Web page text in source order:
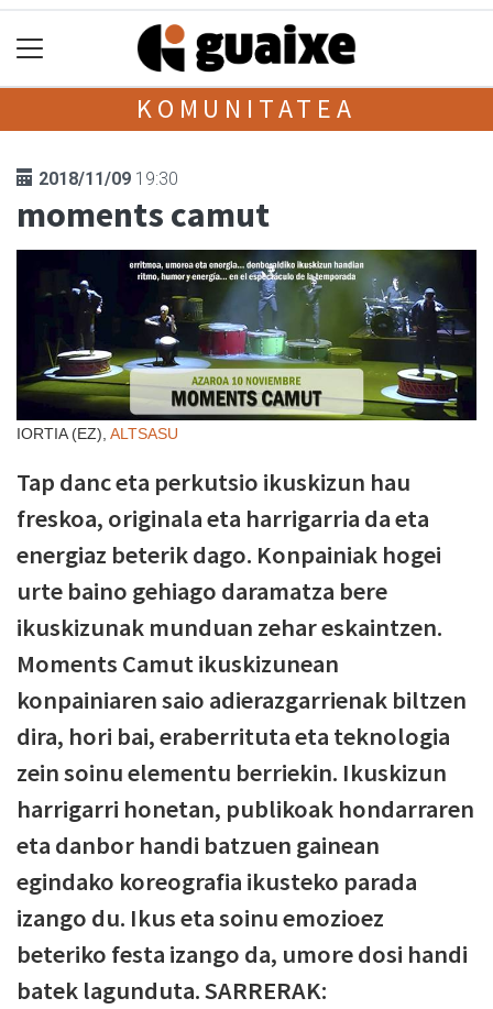
KOMUNITATEA
2018/11/09 19:30
moments camut
IORTIA (EZ), ALTSASU
Tap danc eta perkutsio ikuskizun hau
freskoa, originala eta harrigarria da eta
energiaz beterik dago. Konpainiak hogei
urte baino gehiago daramatza bere
ikuskizunak munduan zehar eskaintzen.
Moments Camut ikuskizunean
konpainiaren saio adierazgarrienak biltzen
dira, hori bai, eraberrituta eta teknologia
zein soinu elementu berriekin. Ikuskizun
harrigarri honetan, publikoak hondarraren
eta danbor handi batzuen gainean
egindako koreografia ikusteko parada
izango du. Ikus eta soinu emozioez
beteriko festa izango da, umore dosi handi
batek lagunduta. SARRERAK: